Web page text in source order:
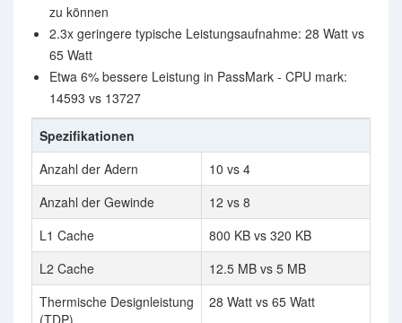
zu können
2.3x geringere typische Leistungsaufnahme: 28 Watt vs
65 Watt
Etwa 6% bessere Leistung in PassMark - CPU mark:
14593 vs 13727
Spezifikationen
Anzahl der Adern
10 vs 4
Anzahl der Gewinde
12 vs 8
L1 Cache
800 KB vs 320 KB
L2 Cache
12.5 MB vs 5 MB
Thermische Designleistung
(TDP)
28 Watt vs 65 Watt